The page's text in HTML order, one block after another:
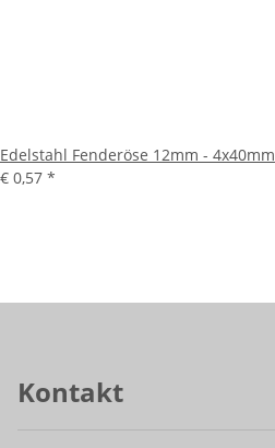
Edelstahl Fenderöse 12mm - 4x40mm
€ 0,57 *
Kontakt